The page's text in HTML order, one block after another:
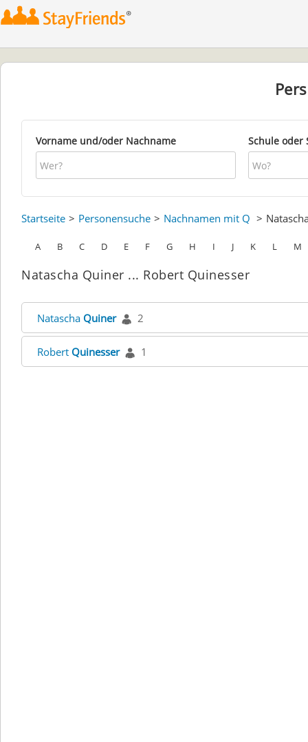
Vorname und/oder Nachname Schule oder
Startseite Personensuche Nachnamen mit Q
A B C D E F G H I J K L M
Natascha Quiner ... Robert Quinesser
Natascha Quiner 2
Robert Quinesser 1